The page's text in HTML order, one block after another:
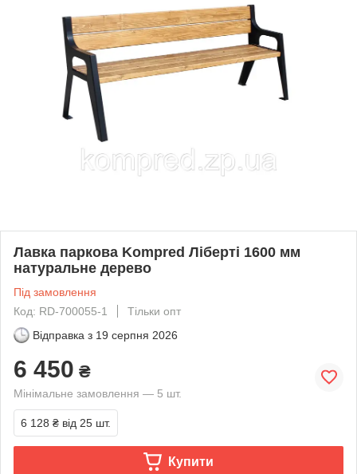
Лавка паркова Kompred Ліберті 1600 мм
натуральне дерево
Під замовлення
Код: RD-700055-1
Тільки опт
Відправка з 19 серпня 2026
6 450 ₴
Мінімальне замовлення — 5 шт.
6 128 ₴ від 25 шт.
Купити